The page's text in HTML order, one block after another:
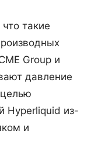
такие
Group и
давление
Hyperliquid из-
и